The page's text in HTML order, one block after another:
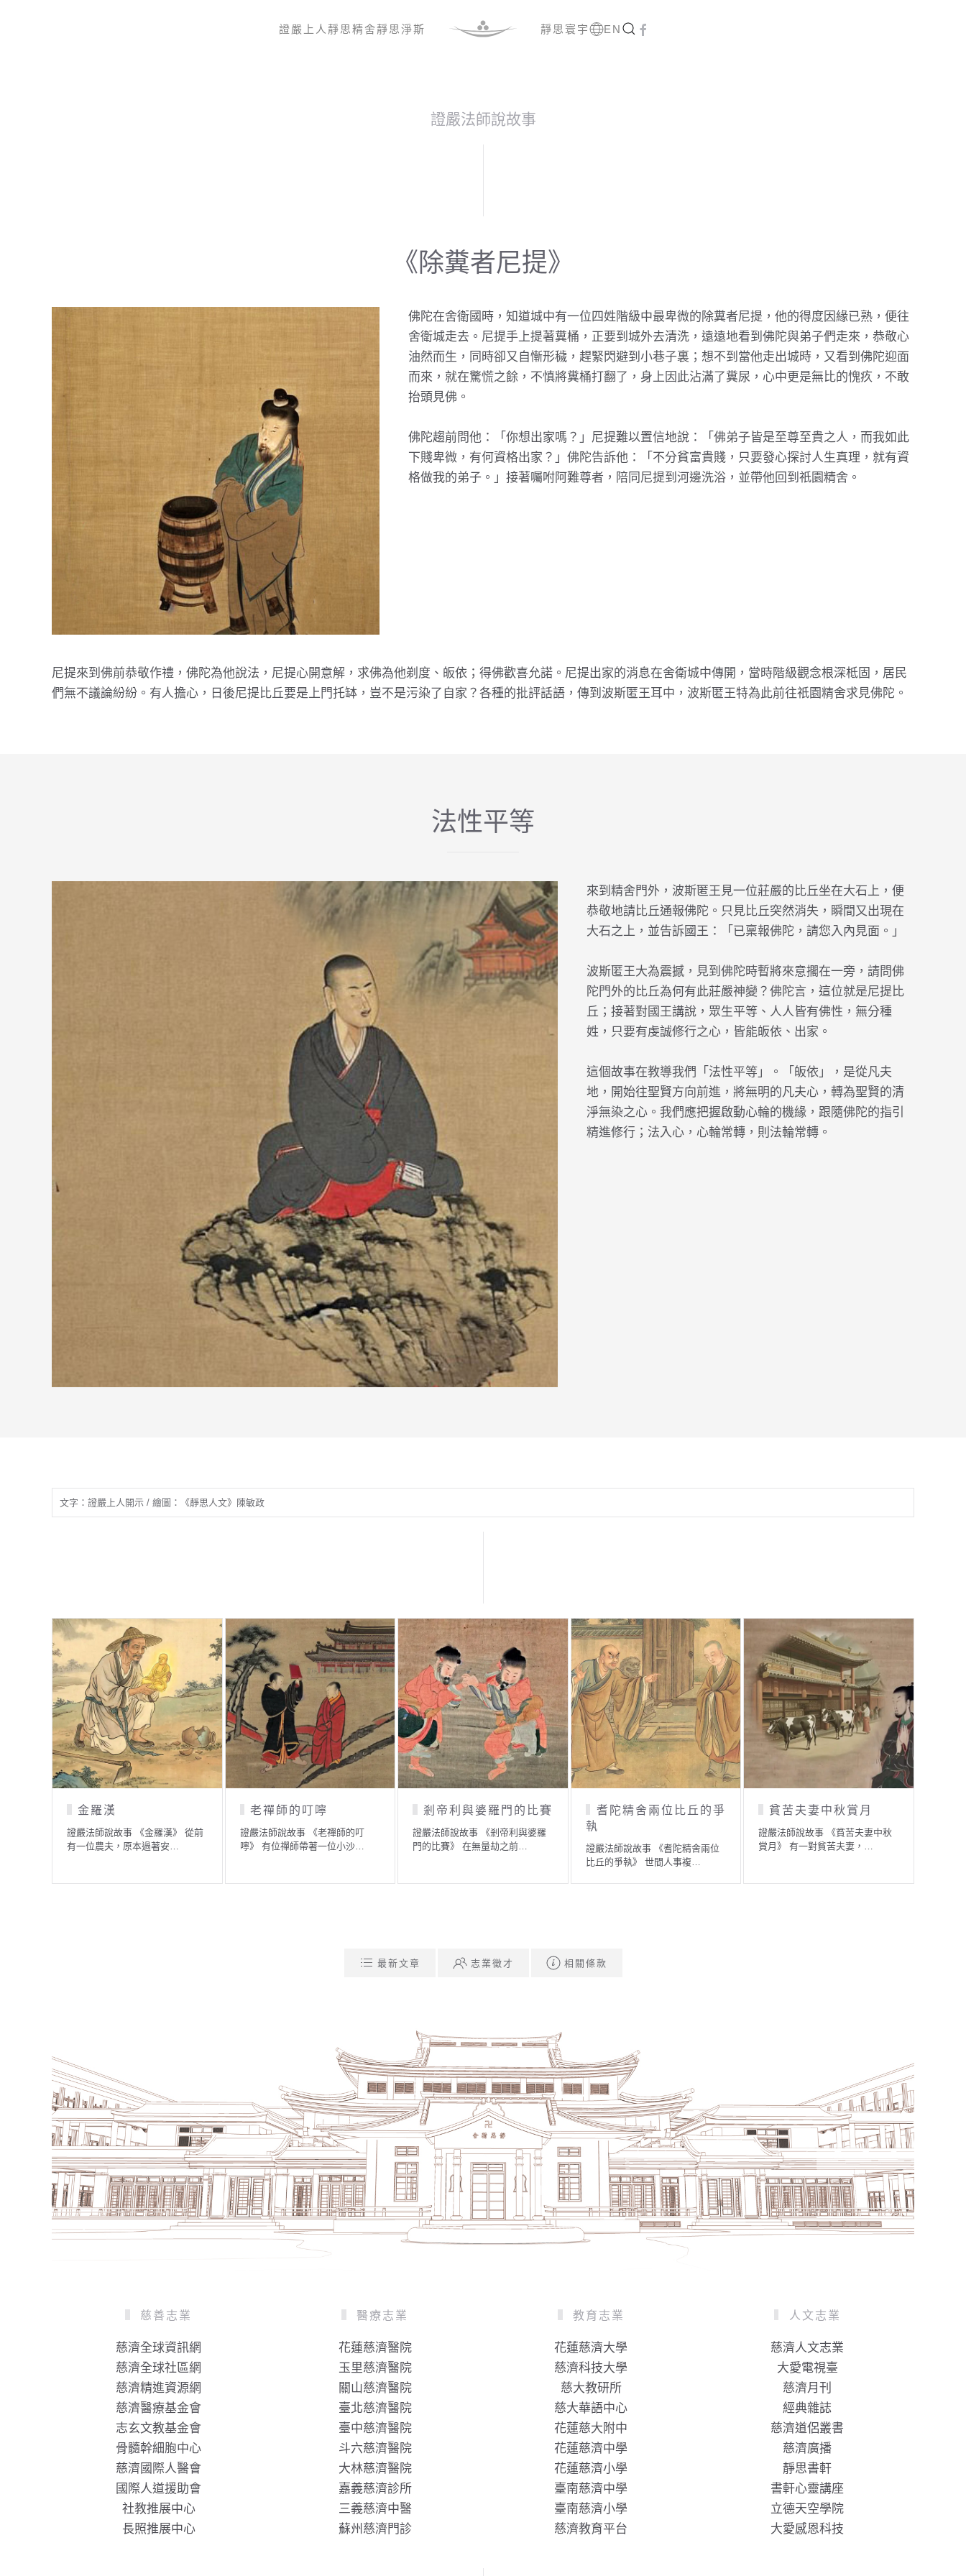
證嚴上人 靜思精舍靜思淨斯 靜思寰宇 EN
證嚴法師說故事
《除糞者尼提》
佛陀在舍衛國時，知道城中有一位四姓階級中最卑微的除糞者尼提，他的得度因緣已熟，便往
舍衛城走去。尼提手上提著糞桶，正要到城外去清洗，遠遠地看到佛陀與弟子們走來，恭敬心
油然而生，同時卻又自慚形穢，趕緊閃避到小巷子裏；想不到當他走出城時，又看到佛陀迎面
而來，就在驚慌之餘，不慎將糞桶打翻了，身上因此沾滿了糞尿，心中更是無比的愧疚，不敢
抬頭見佛。
佛陀趨前問他：「你想出家嗎？」尼提難以置信地說：「佛弟子皆是至尊至貴之人，而我如此
下賤卑微，有何資格出家？」佛陀告訴他：「不分貧富貴賤，只要發心探討人生真理，就有資
格做我的弟子。」接著囑咐阿難尊者，陪同尼提到河邊洗浴，並帶他回到祇園精舍。
尼提來到佛前恭敬作禮，佛陀為他說法，尼提心開意解，求佛為他剃度、皈依；得佛歡喜允諾。尼提出家的消息在舍衛城中傳開，當時階級觀念根深柢固，居民
們無不議論紛紛。有人擔心，日後尼提比丘要是上門托缽，豈不是污染了自家？各種的批評話語，傳到波斯匿王耳中，波斯匿王特為此前往祇園精舍求見佛陀。
法性平等
來到精舍門外，波斯匿王見一位莊嚴的比丘坐在大石上，便
恭敬地請比丘通報佛陀。只見比丘突然消失，瞬間又出現在
大石之上，並告訴國王：「已稟報佛陀，請您入內見面。」
波斯匿王大為震撼，見到佛陀時暫將來意擱在一旁，請問佛
陀門外的比丘為何有此莊嚴神變？佛陀言，這位就是尼提比
丘；接著對國王講說，眾生平等、人人皆有佛性，無分種
姓，只要有虔誠修行之心，皆能皈依、出家。
這個故事在教導我們「法性平等」。「皈依」，是從凡夫
地，開始往聖賢方向前進，將無明的凡夫心，轉為聖賢的清
淨無染之心。我們應把握啟動心輪的機緣，跟隨佛陀的指引
精進修行；法入心，心輪常轉，則法輪常轉。
文字：證嚴上人開示 / 繪圖：《靜思人文》陳敏政
金羅漢
證嚴法師說故事 《金羅漢》 從前
有一位農夫，原本過著安…
老禪師的叮嚀
證嚴法師說故事 《老禪師的叮
嚀》 有位禪師帶著一位小沙…
剎帝利與婆羅門的比賽
證嚴法師說故事 《剎帝利與婆羅
門的比賽》 在無量劫之前…
耆陀精舍兩位比丘的爭
執
證嚴法師說故事 《耆陀精舍兩位
比丘的爭執》 世間人事複…
貧苦夫妻中秋賞月
證嚴法師說故事 《貧苦夫妻中秋
賞月》 有一對貧苦夫妻，…
最新文章 志業徵才 相關條款
慈善志業
慈濟全球資訊網
慈濟全球社區網
慈濟精進資源網
慈濟醫療基金會
志玄文教基金會
骨髓幹細胞中心
慈濟國際人醫會
國際人道援助會
社教推展中心
長照推展中心
醫療志業
花蓮慈濟醫院
玉里慈濟醫院
關山慈濟醫院
臺北慈濟醫院
臺中慈濟醫院
斗六慈濟醫院
大林慈濟醫院
嘉義慈濟診所
三義慈濟中醫
蘇州慈濟門診
教育志業
花蓮慈濟大學
慈濟科技大學
慈大教研所
慈大華語中心
花蓮慈大附中
花蓮慈濟中學
花蓮慈濟小學
臺南慈濟中學
臺南慈濟小學
慈濟教育平台
人文志業
慈濟人文志業
大愛電視臺
慈濟月刊
經典雜誌
慈濟道侶叢書
慈濟廣播
靜思書軒
書軒心靈講座
立德天空學院
大愛感恩科技